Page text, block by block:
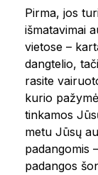
Pirma, jos
išmatavimai
vietose –
dangtelio,
rasite
kurio
tinkamos
metu Jūsų
padangomis
padangos